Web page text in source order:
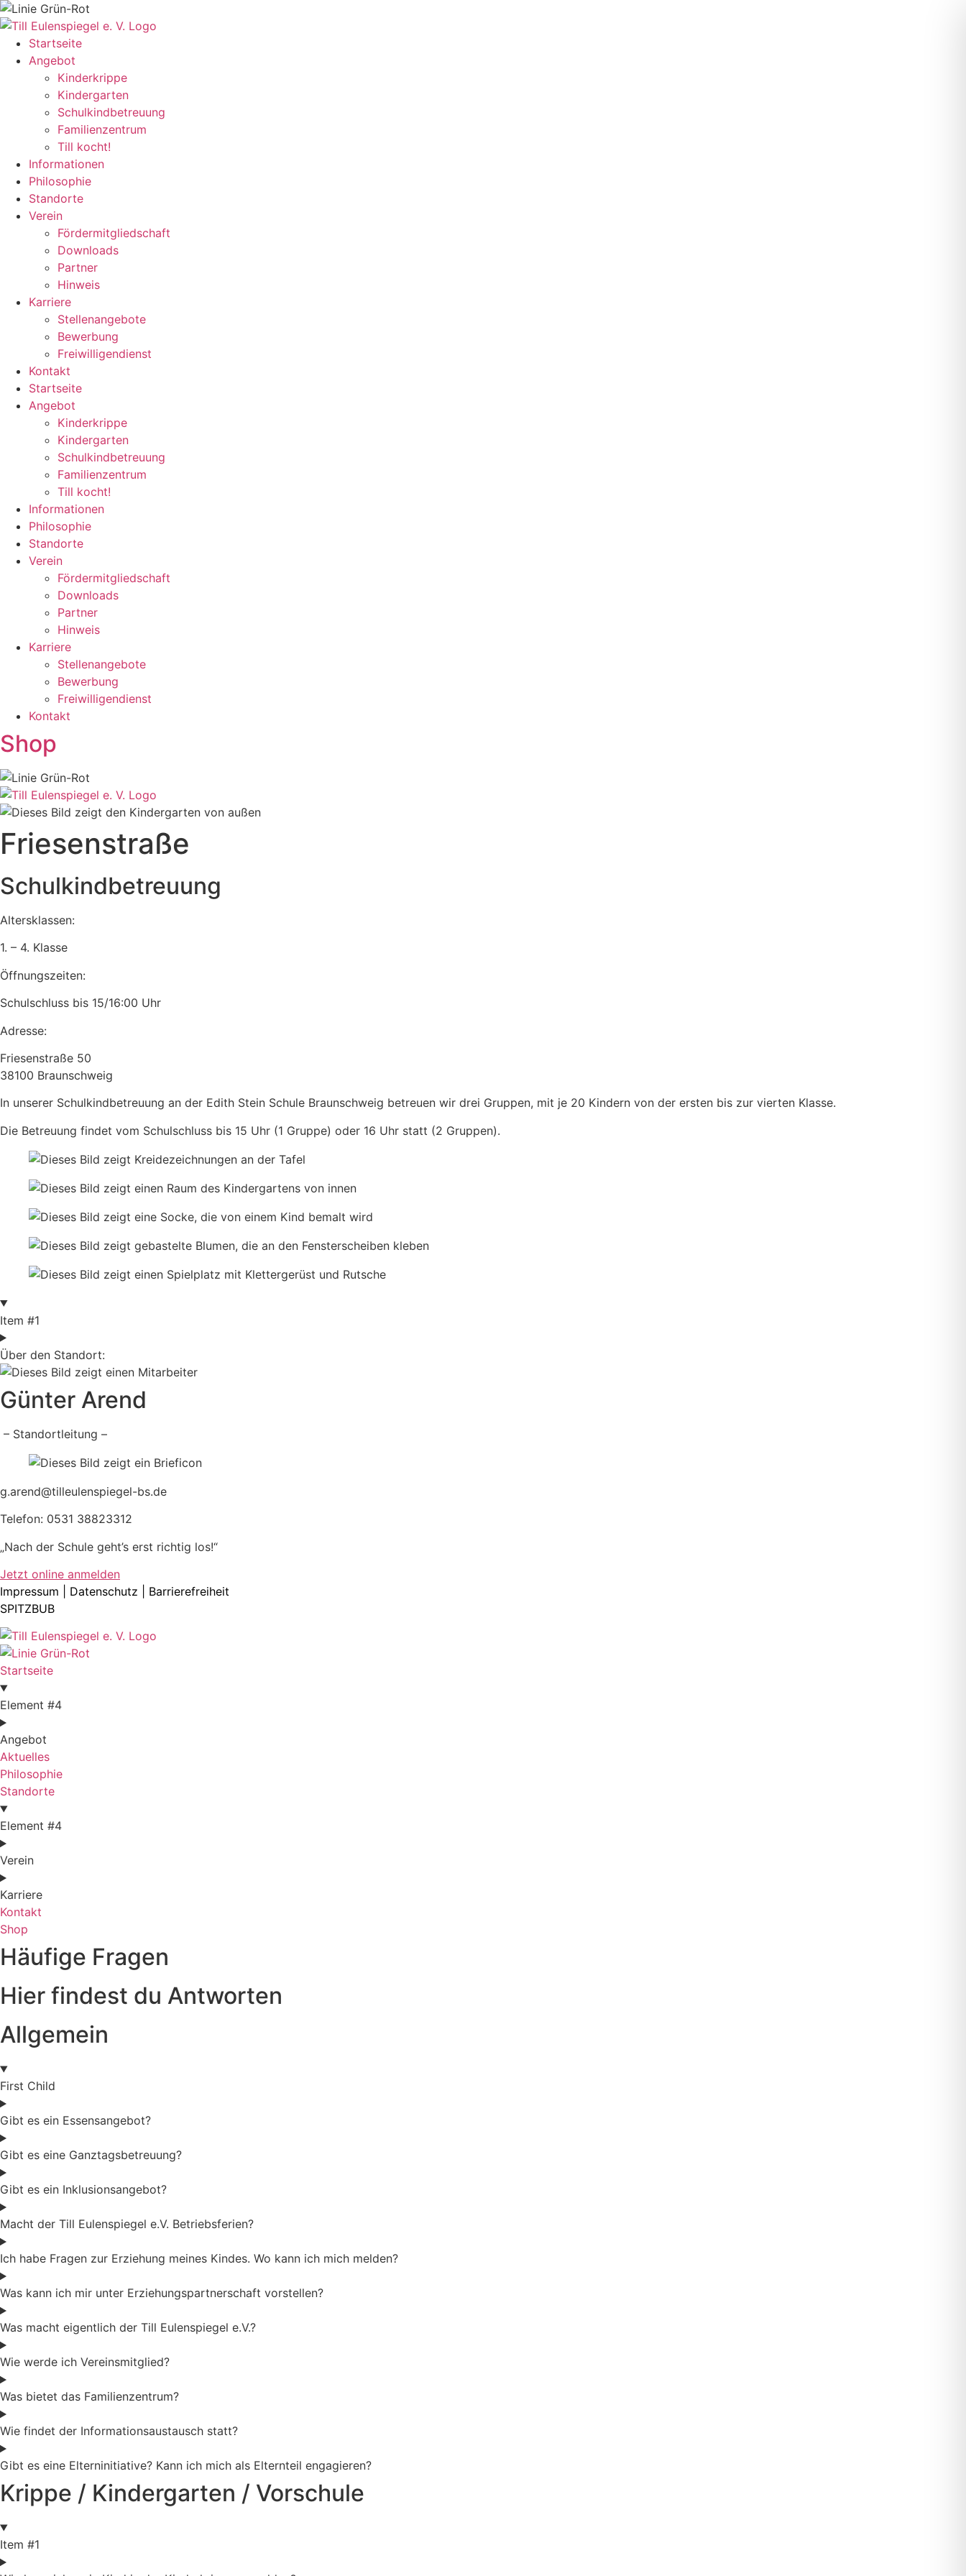
Zum
Inhalt
springenStartseite
Angebot
Kinderkrippe
Kindergarten
Schulkindbetreuung
Familienzentrum
Till kocht!
Informationen
Philosophie
Standorte
Verein
Fördermitgliedschaft
Downloads
Partner
Hinweis
Karriere
Stellenangebote
Bewerbung
Freiwilligendienst
Kontakt
Startseite
Angebot
Kinderkrippe
Kindergarten
Schulkindbetreuung
Familienzentrum
Till kocht!
Informationen
Philosophie
Standorte
Verein
Fördermitgliedschaft
Downloads
Partner
Hinweis
Karriere
Stellenangebote
Bewerbung
Freiwilligendienst
Kontakt
Shop
Friesenstraße
Schulkindbetreuung
Altersklassen:
1. – 4. Klasse
Öffnungszeiten:
Schulschluss bis 15/16:00 Uhr
Adresse:
Friesenstraße 50
38100 Braunschweig
In unserer Schulkindbetreuung an der Edith Stein Schule Braunschweig betreuen wir drei Gruppen, mit je 20 Kindern von der ersten bis zur vierten Klasse.
Die Betreuung findet vom Schulschluss bis 15 Uhr (1 Gruppe) oder 16 Uhr statt (2 Gruppen).
Item #1
Über den Standort:
Günter Arend
– Standortleitung –
g.arend@tilleulenspiegel-bs.de
Telefon: 0531 38823312
„Nach der Schule geht’s erst richtig los!“
Jetzt online anmelden
Impressum
Datenschutz
Barrierefreiheit
SPITZBUB
Startseite
Element #4
Angebot
Aktuelles
Philosophie
Standorte
Element #4
Verein
Karriere
Kontakt
Shop
Häufige Fragen
Hier findest du Antworten
Allgemein
First Child
Gibt es ein Essensangebot?
Gibt es eine Ganztagsbetreuung?
Gibt es ein Inklusionsangebot?
Macht der Till Eulenspiegel e.V. Betriebsferien?
Ich habe Fragen zur Erziehung meines Kindes. Wo kann ich mich melden?
Was kann ich mir unter Erziehungspartnerschaft vorstellen?
Was macht eigentlich der Till Eulenspiegel e.V.?
Wie werde ich Vereinsmitglied?
Was bietet das Familienzentrum?
Wie findet der Informationsaustausch statt?
Gibt es eine Elterninitiative? Kann ich mich als Elternteil engagieren?
Krippe / Kindergarten / Vorschule
Item #1